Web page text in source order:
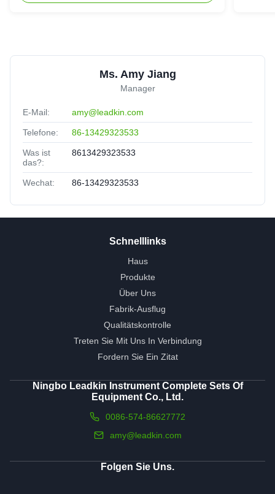
Ms. Amy Jiang
Manager
E-Mail: amy@leadkin.com
Telefone: 86-13429323533
Was ist
das?:
8613429323533
Wechat: 86-13429323533
Schnelllinks
Haus
Produkte
Über Uns
Fabrik-Ausflug
Qualitätskontrolle
Treten Sie Mit Uns In Verbindung
Fordern Sie Ein Zitat
Ningbo Leadkin Instrument Complete Sets Of
Equipment Co., Ltd.
0086-574-86627772
amy@leadkin.com
Folgen Sie Uns.